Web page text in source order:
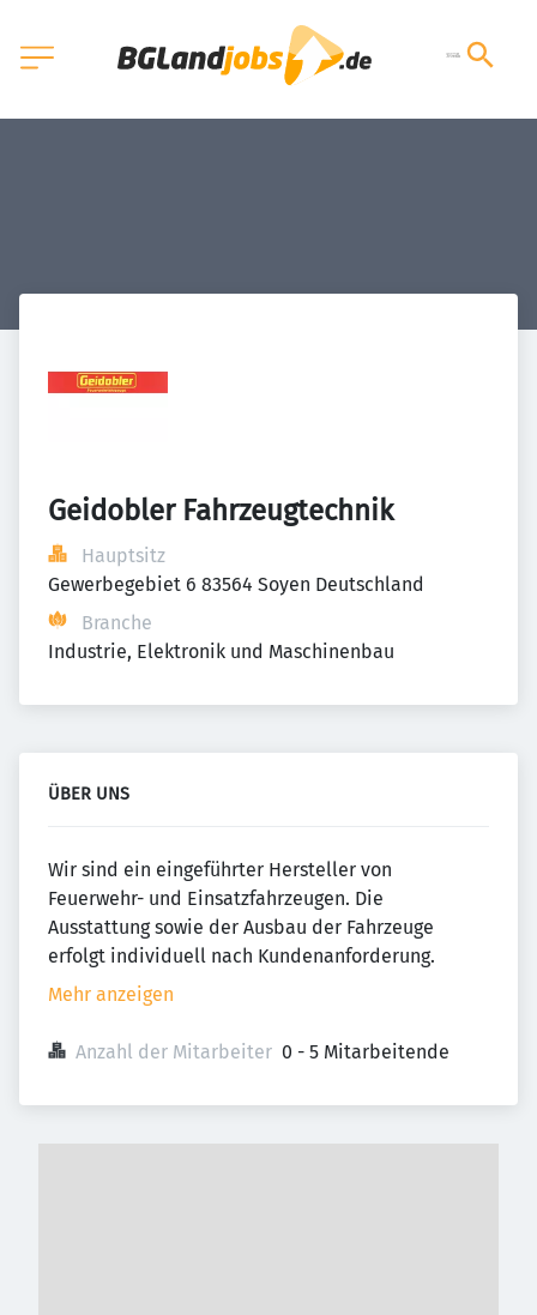
Geidobler Fahrzeugtechnik
Hauptsitz
Gewerbegebiet 6 83564 Soyen Deutschland
Branche
Industrie, Elektronik und Maschinenbau
ÜBER UNS
Wir sind ein eingeführter Hersteller von
Feuerwehr- und Einsatzfahrzeugen. Die
Ausstattung sowie der Ausbau der Fahrzeuge
erfolgt individuell nach Kundenanforderung.
Mehr anzeigen
Anzahl der Mitarbeiter 0 - 5 Mitarbeitende